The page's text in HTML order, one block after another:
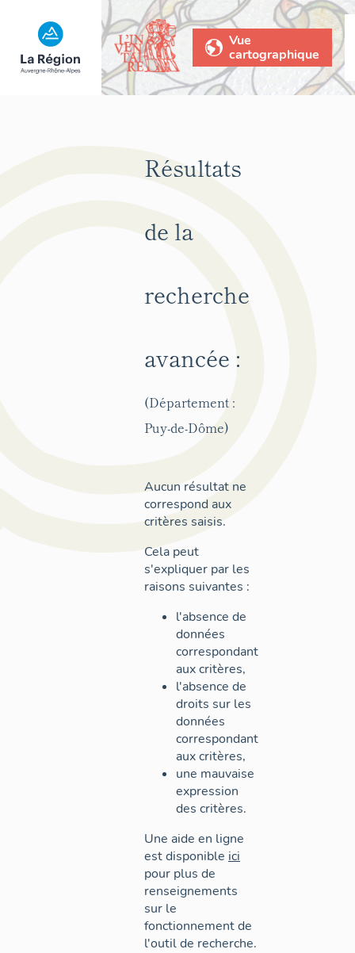
Vue
cartographique
Résultats
de la
recherche
avancée :
(Département :
Puy-de-Dôme)
Aucun résultat ne
correspond aux
critères saisis.
Cela peut
s'expliquer par les
raisons suivantes :
l'absence de
données
correspondant
aux critères,
l'absence de
droits sur les
données
correspondant
aux critères,
une mauvaise
expression
des critères.
Une aide en ligne
est disponible ici
pour plus de
renseignements
sur le
fonctionnement de
l'outil de recherche.